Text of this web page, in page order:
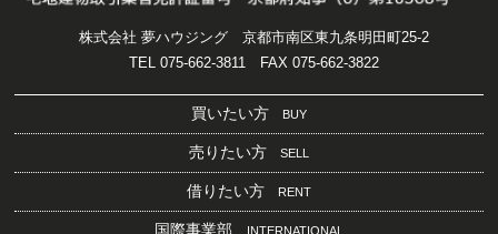
株式会社 夢ハウジング 京都市南区東九条明田町25-2
TEL 075-662-3811 FAX 075-662-3822
買いたい方 BUY
売りたい方 SELL
借りたい方 RENT
国際事業部 INTERNATIONAL